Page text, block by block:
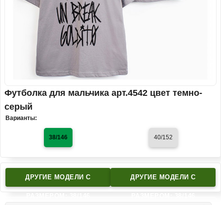
Футболка для мальчика арт.4542 цвет темно-
серый
Варианты:
38/146 40/152
ДРУГИЕ МОДЕЛИ C ДРУГИЕ МОДЕЛИ C